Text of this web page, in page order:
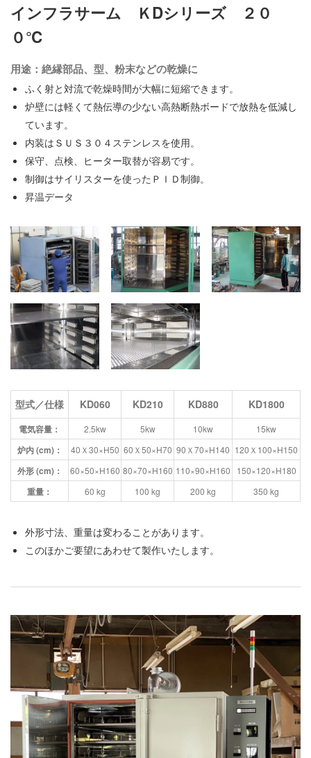
インフラサーム ＫDシリーズ ２０
０℃
用途：絶縁部品、型、粉末などの乾燥に
ふく射と対流で乾燥時間が大幅に短縮できます。
炉壁には軽くて熱伝導の少ない高熱断熱ボードで放熱を低減し
ています。
内装はＳＵＳ３０４ステンレスを使用。
保守、点検、ヒーター取替が容易です。
制御はサイリスターを使ったＰＩＤ制御。
昇温データ
型式／仕様 KD060 KD210 KD880 KD1800
電気容量： 2.5kw 5kw 10kw 15kw
炉内 (cm)： 40Ｘ30×H50 60Ｘ50×H70 90Ｘ70×H140 120Ｘ100×H150
外形 (cm)： 60×50×H160 80×70×H160 110×90×H160 150×120×H180
重量： 60 kg 100 kg 200 kg 350 kg
外形寸法、重量は変わることがあります。
このほかご要望にあわせて製作いたします。